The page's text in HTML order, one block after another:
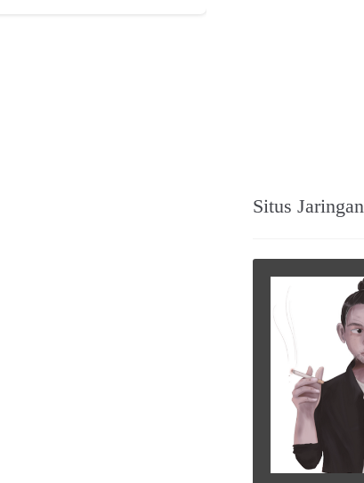
Situs Jaringan